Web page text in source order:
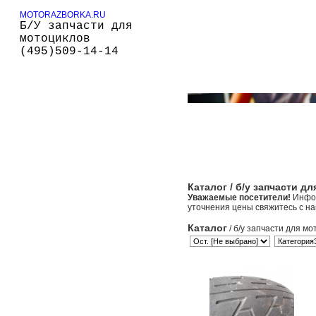
MOTORAZBORKA.RU
Б/У запчасти для
мотоциклов
(495)509-14-14
Каталог / б/у запчасти
Уважаемые посетители!
уточнения цены свяжитесь с
Каталог / б/у запчасти для